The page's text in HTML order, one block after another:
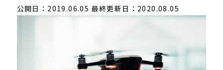
公開日：2019.06.05 最終更新日：2020.08.05